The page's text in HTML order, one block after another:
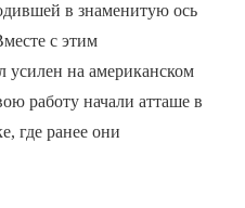
в знаменитую ось
с этим
усилен на американском
работу начали атташе в
где ранее они